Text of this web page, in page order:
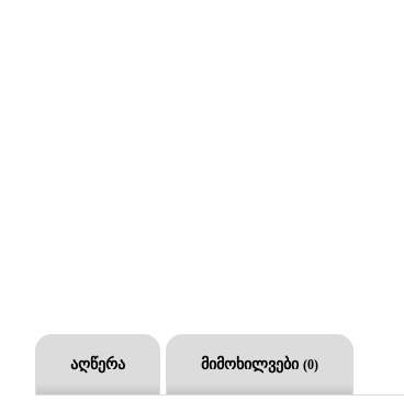
აღწერა მიმოხილვები (0)